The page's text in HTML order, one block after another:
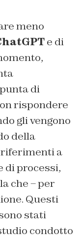
meno
e di
di
rispondere
gli vengono
della
riferimenti a
di processi,
che – per
Questi
stati
condotto